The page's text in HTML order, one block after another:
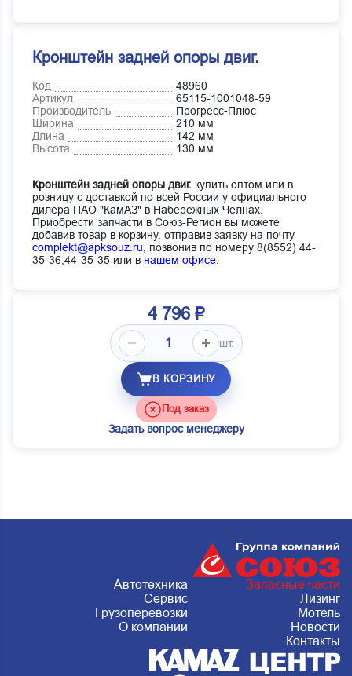
Кронштейн задней опоры двиг.
Код
48960
Артикул
65115-1001048-59
Производитель
Прогресс-Плюс
Ширина
210 мм
Длина
142 мм
Высота
130 мм
Кронштейн задней опоры двиг. купить оптом или в
розницу с доставкой по всей России у официального
дилера ПАО "КамАЗ" в Набережных Челнах.
Приобрести запчасти в Союз-Регион вы можете
добавив товар в корзину, отправив заявку на почту
complekt@apksouz.ru,
позвонив по номеру 8(8552) 44-
35-36,44-35-35 или в нашем офисе
4 796 ₽
шт.
В КОРЗИНУ
Под заказ
Задать вопрос менеджеру
Автотехника
Запасные части
Сервис
Лизинг
Грузоперевозки
Мотель
О компании
Новости
Контакты